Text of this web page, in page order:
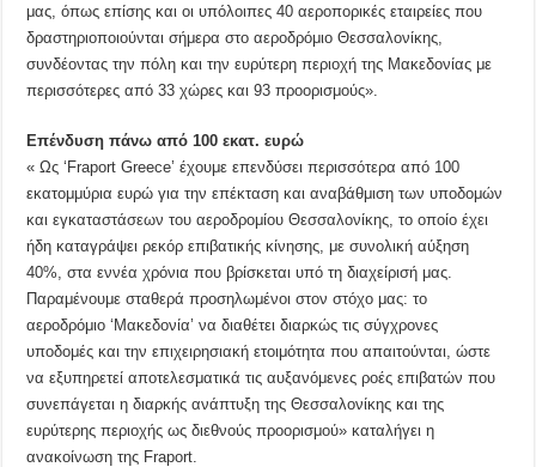
μας, όπως επίσης και οι υπόλοιπες 40 αεροπορικές εταιρείες που
δραστηριοποιούνται σήμερα στο αεροδρόμιο Θεσσαλονίκης,
συνδέοντας την πόλη και την ευρύτερη περιοχή της Μακεδονίας με
περισσότερες από 33 χώρες και 93 προορισμούς».
Επένδυση πάνω από 100 εκατ. ευρώ
« Ως ‘Fraport Greece’ έχουμε επενδύσει περισσότερα από 100
εκατομμύρια ευρώ για την επέκταση και αναβάθμιση των υποδομών
και εγκαταστάσεων του αεροδρομίου Θεσσαλονίκης, το οποίο έχει
ήδη καταγράψει ρεκόρ επιβατικής κίνησης, με συνολική αύξηση
40%, στα εννέα χρόνια που βρίσκεται υπό τη διαχείρισή μας.
Παραμένουμε σταθερά προσηλωμένοι στον στόχο μας: το
αεροδρόμιο ‘Μακεδονία’ να διαθέτει διαρκώς τις σύγχρονες
υποδομές και την επιχειρησιακή ετοιμότητα που απαιτούνται, ώστε
να εξυπηρετεί αποτελεσματικά τις αυξανόμενες ροές επιβατών που
συνεπάγεται η διαρκής ανάπτυξη της Θεσσαλονίκης και της
ευρύτερης περιοχής ως διεθνούς προορισμού» καταλήγει η
ανακοίνωση της Fraport.